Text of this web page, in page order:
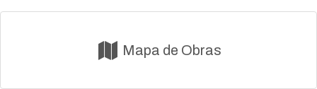
Mapa de Obras